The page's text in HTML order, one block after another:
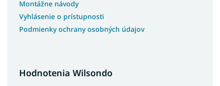
Montážne návody
Vyhlásenie o prístupnosti
Podmienky ochrany osobných údajov
Hodnotenia Wilsondo